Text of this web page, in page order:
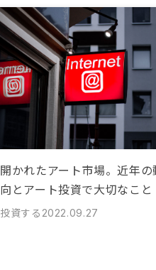
開かれたアート市場。近年の
向とアート投資で大切なこと
投資する 2022.09.27